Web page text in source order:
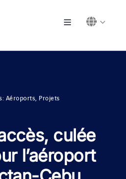
Toggle
Aéroports, Projets
culée
l’aéroport